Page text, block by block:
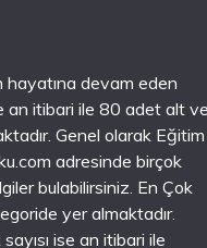
hayatına devam eden
an itibari ile 80 adet alt
Genel olarak Eğitim
adresinde birçok
bulabilirsiniz. En Çok
yer almaktadır.
ise an itibari ile